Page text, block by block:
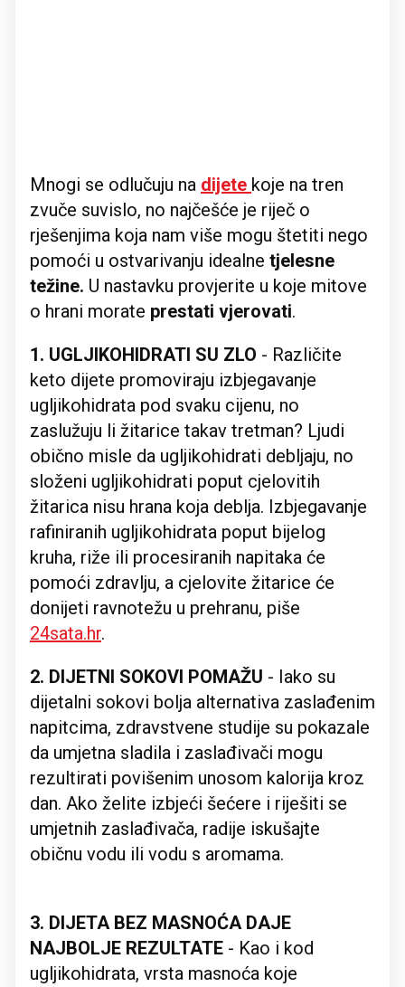
Mnogi se odlučuju na dijete koje na tren
zvuče suvislo, no najčešće je riječ o
rješenjima koja nam više mogu štetiti nego
pomoći u ostvarivanju idealne tjelesne
težine. U nastavku provjerite u koje mitove
o hrani morate prestati vjerovati.
1. UGLJIKOHIDRATI SU ZLO - Različite
keto dijete promoviraju izbjegavanje
ugljikohidrata pod svaku cijenu, no
zaslužuju li žitarice takav tretman? Ljudi
obično misle da ugljikohidrati debljaju, no
složeni ugljikohidrati poput cjelovitih
žitarica nisu hrana koja deblja. Izbjegavanje
rafiniranih ugljikohidrata poput bijelog
kruha, riže ili procesiranih napitaka će
pomoći zdravlju, a cjelovite žitarice će
donijeti ravnotežu u prehranu, piše
24sata.hr.
2. DIJETNI SOKOVI POMAŽU - Iako su
dijetalni sokovi bolja alternativa zaslađenim
napitcima, zdravstvene studije su pokazale
da umjetna sladila i zaslađivači mogu
rezultirati povišenim unosom kalorija kroz
dan. Ako želite izbjeći šećere i riješiti se
umjetnih zaslađivača, radije iskušajte
običnu vodu ili vodu s aromama.
3. DIJETA BEZ MASNOĆA DAJE
NAJBOLJE REZULTATE - Kao i kod
ugljikohidrata, vrsta masnoća koje